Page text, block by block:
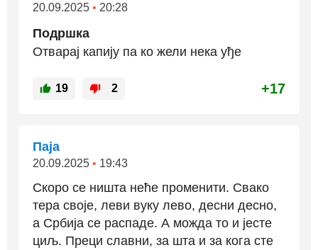
20.09.2025 • 20:28
Подршка
Отварај капију па ко жели нека уђе
19 2 +17
Паја
20.09.2025 • 19:43
Скоро се ништа неће променити. Свако
тера своје, леви вуку лево, десни десно,
а Србија се распаде. А можда то и јесте
циљ. Преци славни, за шта и за кога сте